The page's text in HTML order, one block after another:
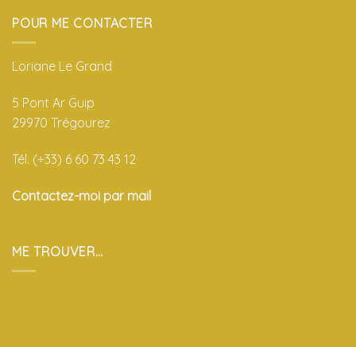
POUR ME CONTACTER
Loriane Le Grand
5 Pont Ar Guip
29970 Trégourez
Tél. (+33) 6 60 73 43 12
Contactez-moi par mail
ME TROUVER…